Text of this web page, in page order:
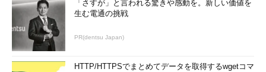
「さすが」と言われる驚きや感動を。新しい価値を
生む電通の挑戦
PR(dentsu Japan)
HTTP/HTTPSでまとめてデータを取得するwgetコマ